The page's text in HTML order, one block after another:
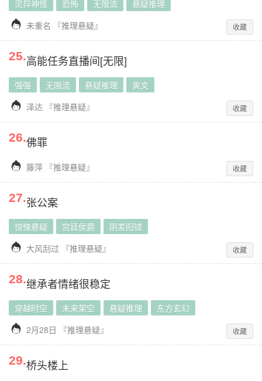
灵异神怪 恐怖 无限流 悬疑推理
 未重名 『推理悬疑』 收藏
25.高能任务直播间[无限]
强强 无限流 悬疑推理 爽文
 泽达 『推理悬疑』 收藏
26.佛罪
 藤萍 『推理悬疑』 收藏
27.张公案
惊悚悬疑 宫廷侯爵 阴差阳错
 大风刮过 『推理悬疑』 收藏
28.继承者情绪很稳定
穿越时空 未来架空 悬疑推理 东方玄幻
 2月28日 『推理悬疑』 收藏
29.桥头楼上